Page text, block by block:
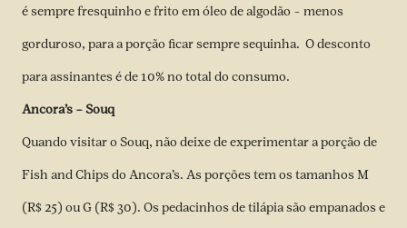
é sempre fresquinho e frito em óleo de algodão – menos
gorduroso, para a porção ficar sempre sequinha. O desconto
para assinantes é de 10% no total do consumo.
Ancora’s – Souq
Quando visitar o Souq, não deixe de experimentar a porção de
Fish and Chips do Ancora’s. As porções tem os tamanhos M
(R$ 25) ou G (R$ 30). Os pedacinhos de tilápia são empanados e